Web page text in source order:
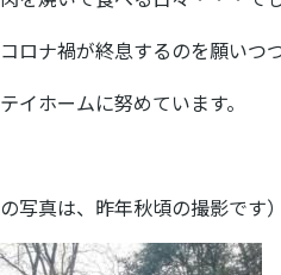
ロナ禍が終息するのを願いつつ
イホームに努めています。
写真は、昨年秋頃の撮影です）